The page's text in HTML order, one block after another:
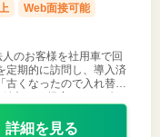
Web面接可能
のお客様を社用車で回
定期的に訪問し、導入済
古くなったので入れ替え
詳細を見る